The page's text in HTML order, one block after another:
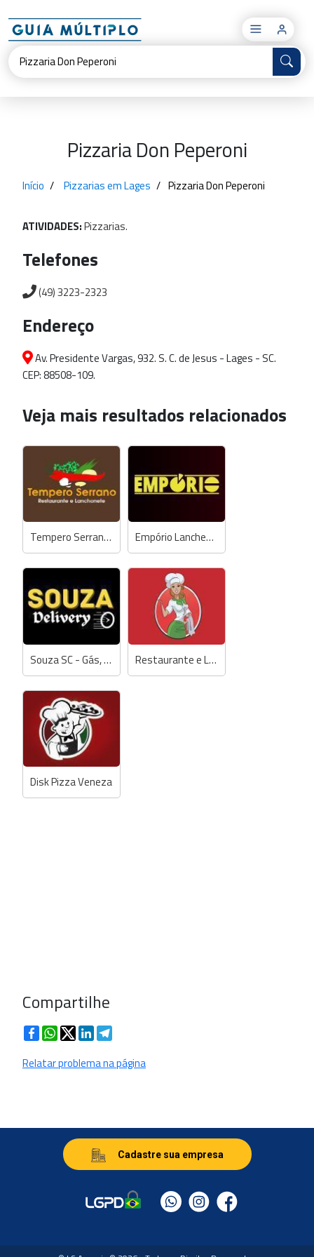
×
Pizzaria Don Peperoni
Início Pizzarias em Lages Pizzaria Don Peperoni
ATIVIDADES:Pizzarias.
Telefones
(49) 3223-2323
Endereço
Av. Presidente Vargas, 932. S. C. de Jesus - Lages - SC.
CEP: 88508-109.
Veja mais resultados relacionados
Tempero Serrano Restaurante e Lanchonete Empório Lanches e Pizzas
Souza SC - Gás, Água, Pizzas e Entregas em Geral Restaurante e Lanchonete Paraíso da Serra
Disk Pizza Veneza
Compartilhe
FacebookWhatsApp
TwitterLinkedIn
Relatar problema na página
Cadastre sua empresa